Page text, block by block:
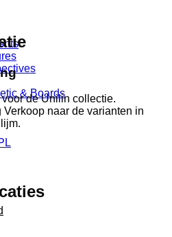
& Boards
de Unilin collectie.
Verkoop naar de varianten in